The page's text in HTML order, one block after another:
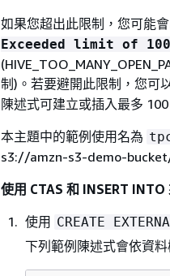
如果您超出此限制，您可能
Exceeded limit of
制)。若要避開此限制，您可
陳述式可建立或插入最多 100
本主題中的範例使用名為
s3://amzn-s3-demo-
使用 CTAS 和 INSERT
使用 CREATE
下列範例陳述式會依資料